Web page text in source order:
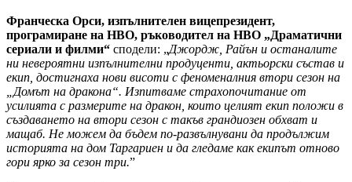
Франческа Орси, изпълнителен вицепрезидент,
програмиране на HBO, ръководител на HBO „Драматични
сериали и филми“ сподели: „Джордж, Райън и останалите
ни невероятни изпълнителни продуценти, актьорски състав и
екип, достигнаха нови висоти с феноменалния втори сезон на
„Домът на дракона“. Изпитваме страхопочитание от
усилията с размерите на дракон, които целият екип положи в
създаването на втори сезон с такъв грандиозен обхват и
мащаб. Не можем да бъдем по-развълнувани да продължим
историята на дом Таргариен и да гледаме как екипът отново
гори ярко за сезон три.”